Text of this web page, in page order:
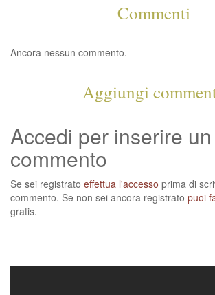
Commenti
Ancora nessun commento.
Aggiungi
Accedi per inserire un
commento
Se sei registrato effettua l'accesso prima di
commento. Se non sei ancora registrato puoi
gratis.